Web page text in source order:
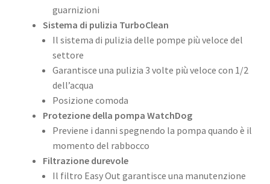
guarnizioni
Sistema di pulizia TurboClean
Il sistema di pulizia delle pompe più veloce del
settore
Garantisce una pulizia 3 volte più veloce con 1/2
dell’acqua
Posizione comoda
Protezione della pompa WatchDog
Previene i danni spegnendo la pompa quando è il
momento del rabbocco
Filtrazione durevole
Il filtro Easy Out garantisce una manutenzione